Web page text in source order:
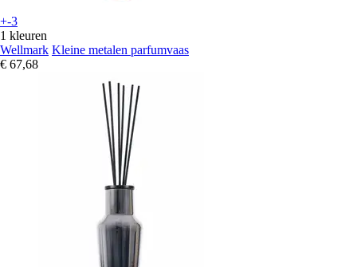
+-3
1 kleuren
Wellmark Kleine metalen parfumvaas
€ 67,68